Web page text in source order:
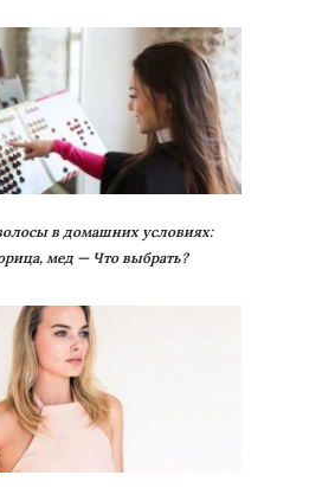
в домашних условиях:
мед — Что выбрать?